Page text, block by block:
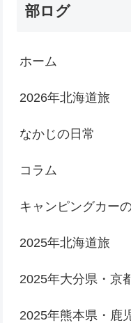
部ログ
ホーム
2026年北海道旅
なかじの日常
コラム
キャンピングカー
2025年北海道旅
2025年大分県・京
2025年熊本県・鹿